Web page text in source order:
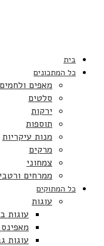
בית
כל המתכונים
מאפים ולחמים
סלטים
ירקות
תוספות
מנות עיקריות
מרקים
צמחוני
ממרחים
כל המתוקים
עוגות
עוגות
עוגות